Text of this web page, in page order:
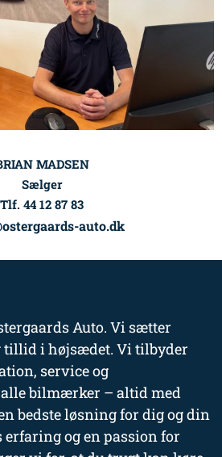
MADSEN
Sælger
Tlf. 44 12 87 83
auto.dk
Auto. Vi sætter
tillid i højsædet. Vi tilbyder
service og
bilmærker – altid med
bedste løsning for dig og din
erfaring og en passion for